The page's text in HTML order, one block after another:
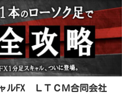
ルFX ＬＴＣＭ合同会社